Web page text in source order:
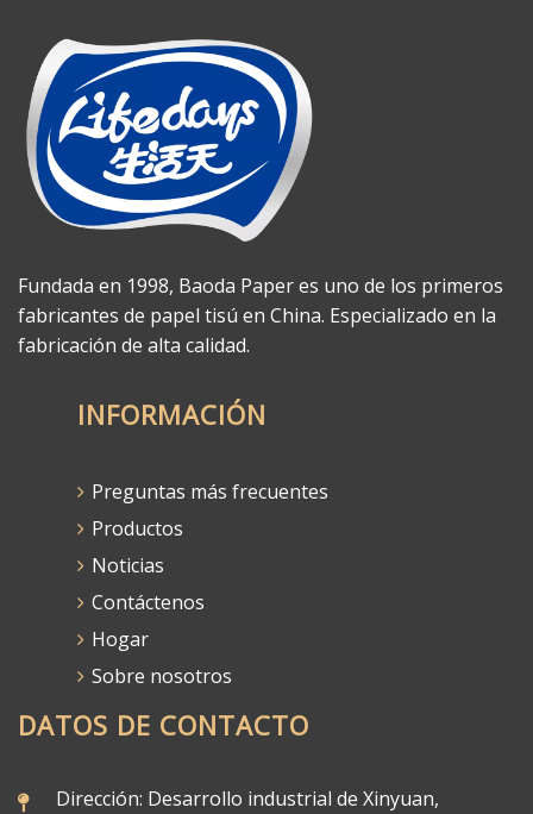
Fundada en 1998, Baoda Paper es uno de los primeros
fabricantes de papel tisú en China. Especializado en la
fabricación de alta calidad.
INFORMACIÓN
Preguntas más frecuentes
Productos
Noticias
Contáctenos
Hogar
Sobre nosotros
DATOS DE CONTACTO
Dirección: Desarrollo industrial de Xinyuan,